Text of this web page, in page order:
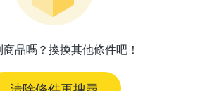
品嗎？換換其他條件吧！